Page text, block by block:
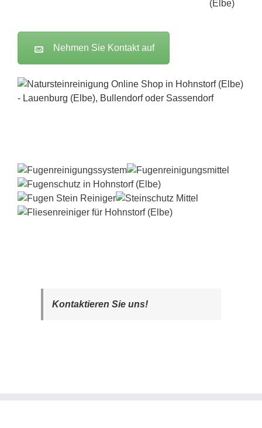
Nehmen Sie Kontakt auf
Kontaktieren Sie uns!